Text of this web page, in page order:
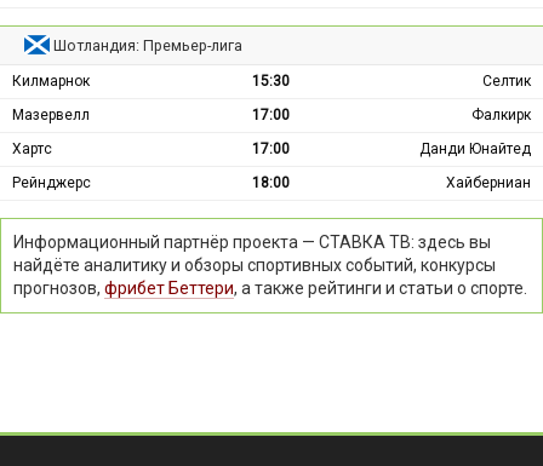
Шотландия: Премьер-лига
Килмарнок 15:30
Селтик
Мазервелл
17:00
Фалкирк
Хартс
17:00
Данди Юнайтед
Рейнджерс
18:00 Хайберниан
Информационный партнёр проекта — СТАВКА ТВ: здесь вы
найдёте аналитику и обзоры спортивных событий, конкурсы
прогнозов, фрибет Беттери, а также рейтинги и статьи о спорте.